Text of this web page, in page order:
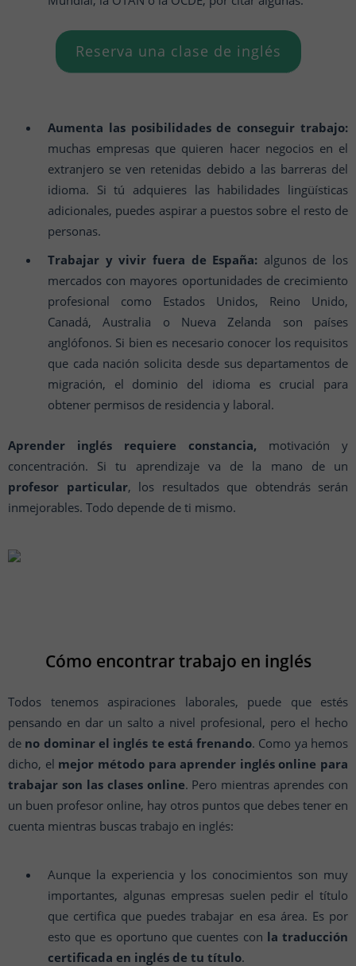
Reserva una clase de inglés
Aumenta las posibilidades de conseguir trabajo:
muchas empresas que quieren hacer negocios en el
extranjero se ven retenidas debido a las barreras del
idioma. Si tú adquieres las habilidades lingüísticas
adicionales, puedes aspirar a puestos sobre el resto de
personas.
Trabajar y vivir fuera de España: algunos de los
mercados con mayores oportunidades de crecimiento
profesional como Estados Unidos, Reino Unido,
Canadá, Australia o Nueva Zelanda son países
anglófonos. Si bien es necesario conocer los requisitos
que cada nación solicita desde sus departamentos de
migración, el dominio del idioma es crucial para
obtener permisos de residencia y laboral.
Aprender inglés requiere constancia, motivación y
concentración. Si tu aprendizaje va de la mano de un
profesor particular, los resultados que obtendrás serán
inmejorables. Todo depende de ti mismo.
Cómo encontrar trabajo en inglés
Todos tenemos aspiraciones laborales, puede que estés
pensando en dar un salto a nivel profesional, pero el hecho
de no dominar el inglés te está frenando. Como ya hemos
dicho, el mejor método para aprender inglés online para
trabajar son las clases online. Pero mientras aprendes con
un buen profesor online, hay otros puntos que debes tener en
cuenta mientras buscas trabajo en inglés:
Aunque la experiencia y los conocimientos son muy
importantes, algunas empresas suelen pedir el título
que certifica que puedes trabajar en esa área. Es por
esto que es oportuno que cuentes con la traducción
certificada en inglés de tu título.